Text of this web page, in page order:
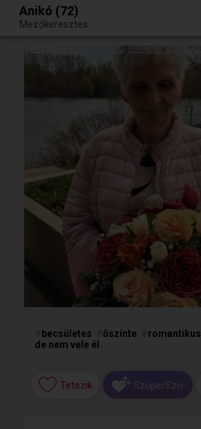
Egy jó randiból bármi lehet.
Anikó (72)
Mezőkeresztes
becsületes őszinte romantikus
de nem vele él
Tetszik SzuperSzív